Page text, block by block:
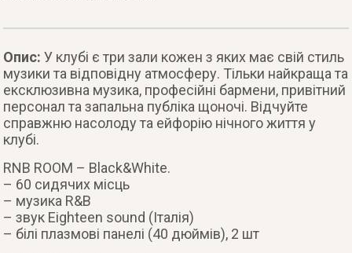
Опис:У клубі є три зали кожен з яких має свій стиль
музики та відповідну атмосферу. Тільки найкраща та
ексклюзивна музика, професійні бармени, привітний
персонал та запальна публіка щоночі. Відчуйте
справжню насолоду та ейфорію нічного життя у
клубі.
RNB ROOM – Black&White.
– 60 сидячих місць
– музика R&B
– звук Eighteen sound (Італія)
– білі плазмові панелі (40 дюймів), 2 шт